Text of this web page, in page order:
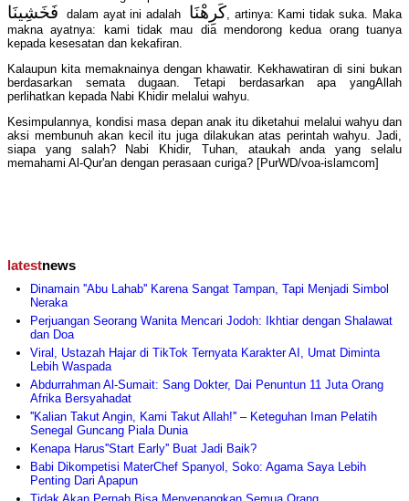
فَخَشِينَا dalam ayat ini adalah كَرِهْنَا, artinya: Kami tidak suka. Maka
makna ayatnya: kami tidak mau dia mendorong kedua orang tuanya
kepada kesesatan dan kekafiran.
Kalaupun kita memaknainya dengan khawatir. Kekhawatiran di sini bukan
berdasarkan semata dugaan. Tetapi berdasarkan apa yangAllah
perlihatkan kepada Nabi Khidir melalui wahyu.
Kesimpulannya, kondisi masa depan anak itu diketahui melalui wahyu dan
aksi membunuh akan kecil itu juga dilakukan atas perintah wahyu. Jadi,
siapa yang salah? Nabi Khidir, Tuhan, ataukah anda yang selalu
memahami Al-Qur'an dengan perasaan curiga? [PurWD/voa-islamcom]
latestnews
Dinamain ''Abu Lahab'' Karena Sangat Tampan, Tapi Menjadi Simbol
Neraka
Perjuangan Seorang Wanita Mencari Jodoh: Ikhtiar dengan Shalawat
dan Doa
Viral, Ustazah Hajar di TikTok Ternyata Karakter AI, Umat Diminta
Lebih Waspada
Abdurrahman Al-Sumait: Sang Dokter, Dai Penuntun 11 Juta Orang
Afrika Bersyahadat
''Kalian Takut Angin, Kami Takut Allah!'' – Keteguhan Iman Pelatih
Senegal Guncang Piala Dunia
Kenapa Harus''Start Early'' Buat Jadi Baik?
Babi Dikompetisi MaterChef Spanyol, Soko: Agama Saya Lebih
Penting Dari Apapun